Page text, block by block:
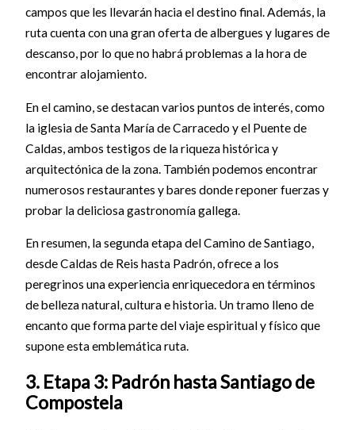
campos que les llevarán hacia el destino final. Además, la
ruta cuenta con una gran oferta de albergues y lugares de
descanso, por lo que no habrá problemas a la hora de
encontrar alojamiento.
En el camino, se destacan varios puntos de interés, como
la iglesia de Santa María de Carracedo y el Puente de
Caldas, ambos testigos de la riqueza histórica y
arquitectónica de la zona. También podemos encontrar
numerosos restaurantes y bares donde reponer fuerzas y
probar la deliciosa gastronomía gallega.
En resumen, la segunda etapa del Camino de Santiago,
desde Caldas de Reis hasta Padrón, ofrece a los
peregrinos una experiencia enriquecedora en términos
de belleza natural, cultura e historia. Un tramo lleno de
encanto que forma parte del viaje espiritual y físico que
supone esta emblemática ruta.
3. Etapa 3: Padrón hasta Santiago de
Compostela